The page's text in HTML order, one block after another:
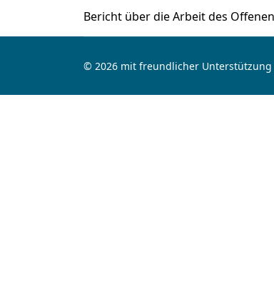
Bericht über die Arbeit des
© 2026 mit freundlicher Unterstützung